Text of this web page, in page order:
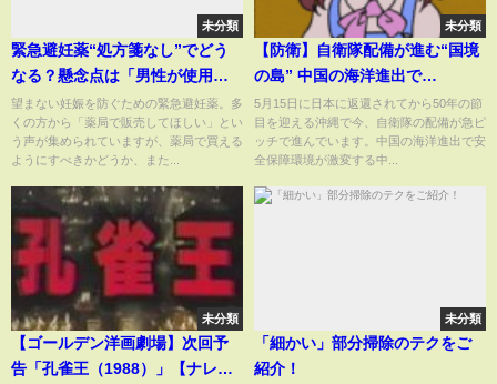
未分類
緊急避妊薬“処方箋なし”でどう
なる？懸念点は「男性が使用を
強要するおそれ」【Nスタ解説】
｜TBS NEWS DIG
望まない妊娠を防ぐための緊急避妊薬。多
くの方から「薬局で販売してほしい」とい
う声が集められていますが、薬局で買える
ようにすべきかどうか、また...
未分類
【防衛】自衛隊配備が進む“国境
の島” 中国の海洋進出で…
5月15日に日本に返還されてから50年の節
目を迎える沖縄で今、自衛隊の配備が急ピ
ッチで進んでいます。中国の海洋進出で安
全保障環境が激変する中...
未分類
【ゴールデン洋画劇場】次回予
告「孔雀王（1988）」【ナレー
未分類
「細かい」部分掃除のテクをご
紹介！